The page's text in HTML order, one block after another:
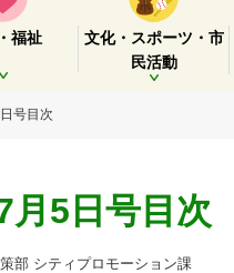
福祉
文化・スポーツ・市
民活動
号目次
月5日号目次
部 シティプロモーション課